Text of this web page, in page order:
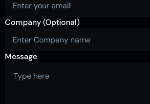
Company (Optional)
Message